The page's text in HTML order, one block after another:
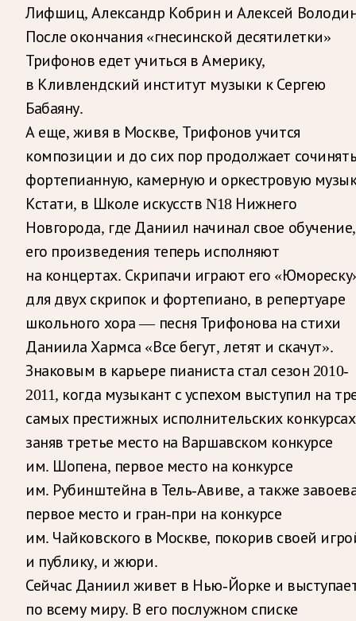
Лифшиц, Александр Кобрин и Алексей
После окончания «гнесинской десятилетки»
Трифонов едет учиться в Америку,
в Кливлендский институт музыки к Сергею
Бабаяну.
А еще, живя в Москве, Трифонов учится
композиции и до сих пор продолжает
фортепианную, камерную и оркестровую
Кстати, в Школе искусств N18 Нижнего
Новгорода, где Даниил начинал свое обучение,
его произведения теперь исполняют
на концертах. Скрипачи играют его
для двух скрипок и фортепиано, в репертуаре
школьного хора — песня Трифонова на стихи
Даниила Хармса «Все бегут, летят и скачут».
Знаковым в карьере пианиста стал сезон 2010-
2011, когда музыкант с успехом выступил на
самых престижных исполнительских
заняв третье место на Варшавском конкурсе
им. Шопена, первое место на конкурсе
им. Рубинштейна в Тель-Авиве, а также
первое место и гран-при на конкурсе
им. Чайковского в Москве, покорив своей
и публику, и жюри.
Сейчас Даниил живет в Нью-Йорке и
по всему миру. В его послужном списке